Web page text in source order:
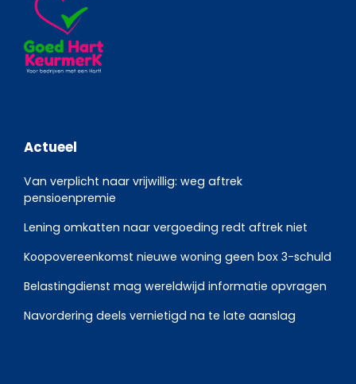
Actueel
Van verplicht naar vrijwillig: weg aftrek
pensioenpremie
Lening omkatten naar vergoeding redt aftrek niet
Koopovereenkomst nieuwe woning geen box 3-schuld
Belastingdienst mag wereldwijd informatie opvragen
Navordering deels vernietigd na te late aanslag